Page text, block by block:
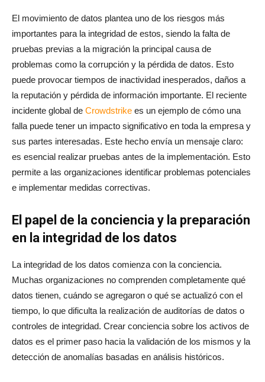
El movimiento de datos plantea uno de los riesgos más
importantes para la integridad de estos, siendo la falta de
pruebas previas a la migración la principal causa de
problemas como la corrupción y la pérdida de datos. Esto
puede provocar tiempos de inactividad inesperados, daños a
la reputación y pérdida de información importante. El reciente
incidente global de Crowdstrike es un ejemplo de cómo una
falla puede tener un impacto significativo en toda la empresa y
sus partes interesadas. Este hecho envía un mensaje claro:
es esencial realizar pruebas antes de la implementación. Esto
permite a las organizaciones identificar problemas potenciales
e implementar medidas correctivas.
El papel de la conciencia y la preparación
en la integridad de los datos
La integridad de los datos comienza con la conciencia.
Muchas organizaciones no comprenden completamente qué
datos tienen, cuándo se agregaron o qué se actualizó con el
tiempo, lo que dificulta la realización de auditorías de datos o
controles de integridad. Crear conciencia sobre los activos de
datos es el primer paso hacia la validación de los mismos y la
detección de anomalías basadas en análisis históricos.